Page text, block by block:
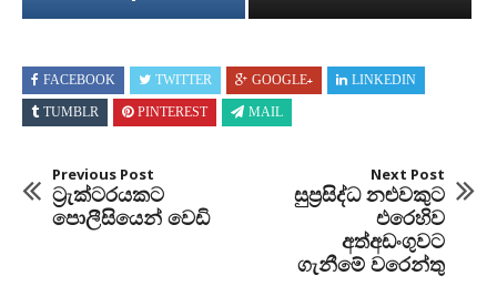
FACEBOOK TWITTER GOOGLE+ LINKEDIN
TUMBLR PINTEREST MAIL
Previous Post
ට්‍රැක්ටරයකට
පොලීසියෙන් වෙඩි
Next Post
සුප්‍රසිද්ධ නළුවකුට
එරෙහිව
අත්අඩංගුවට
ගැනීමේ වරෙන්තු